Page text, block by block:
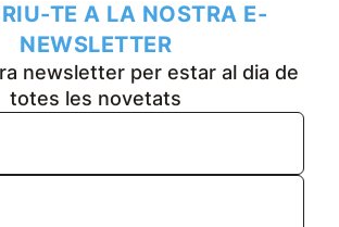
TE A LA NOSTRA E-
NEWSLETTER
newsletter per estar al dia de
totes les novetats